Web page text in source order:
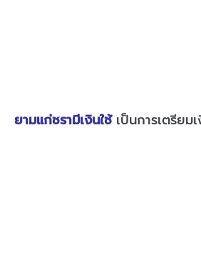
ยามแก่ชรามีเงินใช้ เป็นการเตรีย